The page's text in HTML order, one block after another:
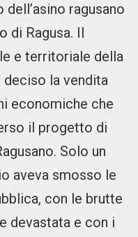
ragusano
di Ragusa. Il
e territoriale della
deciso la vendita
economiche che
il progetto di
Solo un
aveva smosso le
con le brutte
devastata e con i